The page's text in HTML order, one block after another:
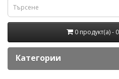
0 продукт(а) -
Категории